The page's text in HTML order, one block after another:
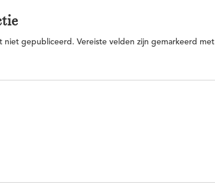
niet gepubliceerd. Vereiste velden zijn gemarkeerd met